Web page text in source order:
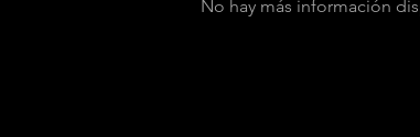
No hay más información